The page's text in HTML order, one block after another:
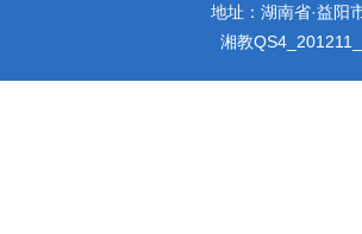
地址：湖南省·益阳
湘教